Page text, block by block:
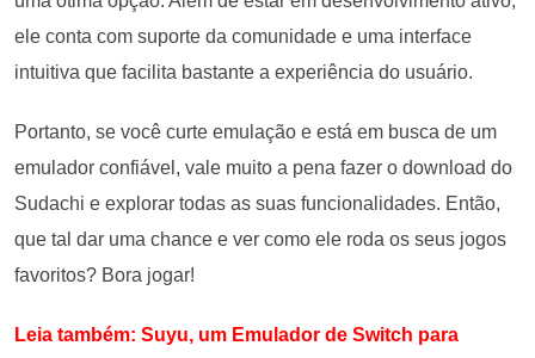
ele conta com suporte da comunidade e uma interface
intuitiva que facilita bastante a experiência do usuário.
Portanto, se você curte emulação e está em busca de um
emulador confiável, vale muito a pena fazer o download do
Sudachi e explorar todas as suas funcionalidades. Então,
que tal dar uma chance e ver como ele roda os seus jogos
favoritos? Bora jogar!
Leia também: Suyu, um Emulador de Switch para